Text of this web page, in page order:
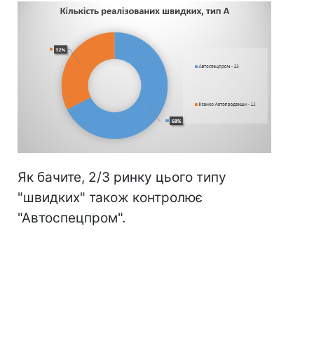
Як бачите, 2/3 ринку цього типу
"швидких" також контролює
"Автоспецпром".